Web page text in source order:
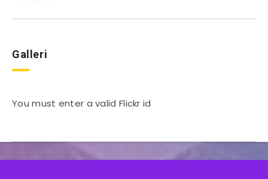
Galleri
You must enter a valid Flickr id